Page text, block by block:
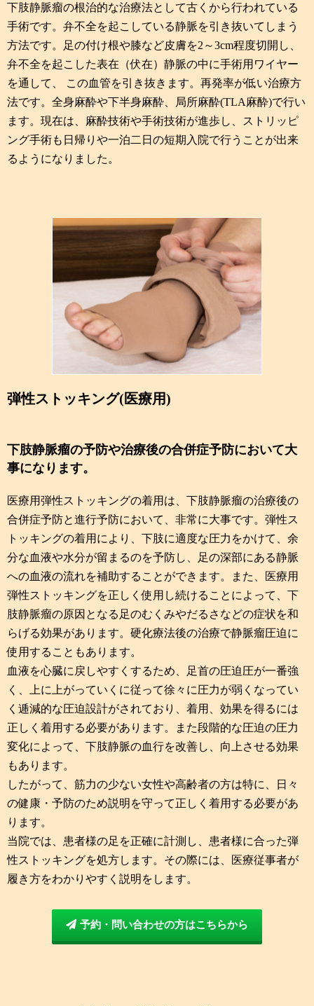
下肢静脈瘤の根治的な治療法として古くから行われている
手術です。弁不全を起こしている静脈を引き抜いてしまう
方法です。足の付け根や膝など皮膚を2～3cm程度切開し、
弁不全を起こした表在（伏在）静脈の中に手術用ワイヤー
を通して、 この血管を引き抜きます。再発率が低い治療方
法です。全身麻酔や下半身麻酔、局所麻酔(TLA麻酔)で行い
ます。現在は、麻酔技術や手術技術が進歩し、ストリッピ
ング手術も日帰りや一泊二日の短期入院で行うことが出来
るようになりました。
弾性ストッキング(医療用)
下肢静脈瘤の予防や治療後の合併症予防において大
事になります。
医療用弾性ストッキングの着用は、下肢静脈瘤の治療後の
合併症予防と進行予防において、非常に大事です。弾性ス
トッキングの着用により、下肢に適度な圧力をかけて、余
分な血液や水分が留まるのを予防し、足の深部にある静脈
への血液の流れを補助することができます。また、医療用
弾性ストッキングを正しく使用し続けることによって、下
肢静脈瘤の原因となる足のむくみやだるさなどの症状を和
らげる効果があります。硬化療法後の治療で静脈瘤圧迫に
使用することもあります。
血液を心臓に戻しやすくするため、足首の圧迫圧が一番強
く、上に上がっていくに従って徐々に圧力が弱くなってい
く逓減的な圧迫設計がされており、着用、効果を得るには
正しく着用する必要があります。また段階的な圧迫の圧力
変化によって、下肢静脈の血行を改善し、向上させる効果
もあります。
したがって、筋力の少ない女性や高齢者の方は特に、日々
の健康・予防のため説明を守って正しく着用する必要があ
ります。
当院では、患者様の足を正確に計測し、患者様に合った弾
性ストッキングを処方します。その際には、医療従事者が
履き方をわかりやすく説明をします。
予約・問い合わせの方はこちらから